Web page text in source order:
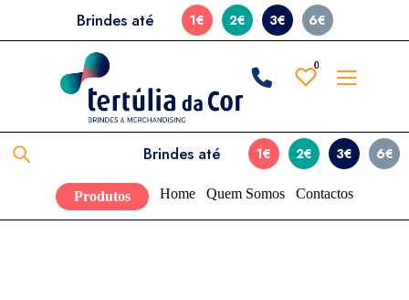
Brindes até 1€ 2€ 3€ 6€
0
0
Brindes até 1€ 2€ 3€ 6€
Produtos Home Quem Somos Contactos